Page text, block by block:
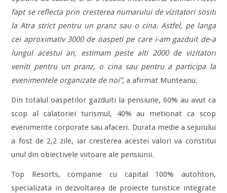
fapt se reflecta prin cresterea numarului de vizitatori sositi
la Atra strict pentru un pranz sau o cina. Astfel, pe langa
cei aproximativ 3000 de oaspeti pe care i-am gazduit de-a
lungul acestui an, estimam peste alti 2000 de vizitatori
veniti pentru un pranz, o cina sau pentru a participa la
evenimentele organizate de noi”, a afirmat Munteanu.
Din totalul oaspetilor gazduiti la pensiune, 60% au avut ca
scop al calatoriei turismul, 40% au metionat ca scop
evenimente corporate sau afaceri. Durata medie a sejurului
a fost de 2,2 zile, iar cresterea acestei valori va constitui
unul din obiectivele viitoare ale pensiunii.
Top Resorts, companie cu capital 100% autohton,
specializata in dezvoltarea de proiecte turistice integrate